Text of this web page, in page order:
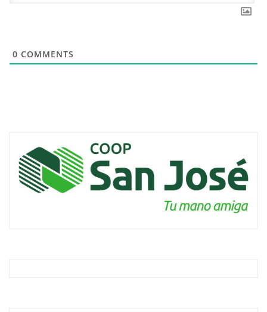
0 COMMENTS